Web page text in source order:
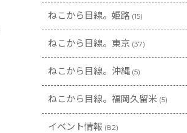
ねこから目線。姫路 (15)
ねこから目線。東京 (37)
ねこから目線。沖縄 (5)
ねこから目線。福岡久留米 (5)
イベント情報 (82)